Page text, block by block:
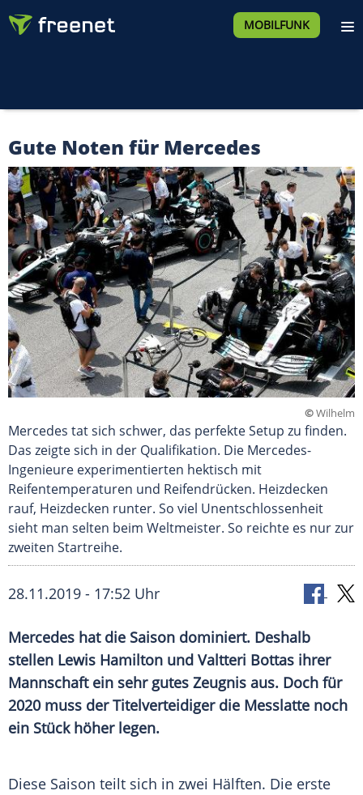
MOBILFUNK
Gute Noten für Mercedes
©Wilhelm
Mercedes tat sich schwer, das perfekte Setup zu finden.
Das zeigte sich in der Qualifikation. Die Mercedes-
Ingenieure experimentierten hektisch mit
Reifentemperaturen und Reifendrücken. Heizdecken
rauf, Heizdecken runter. So viel Unentschlossenheit
sieht man selten beim Weltmeister. So reichte es nur zur
zweiten Startreihe.
28.11.2019 - 17:52 Uhr
Mercedes hat die Saison dominiert. Deshalb
stellen Lewis Hamilton und Valtteri Bottas ihrer
Mannschaft ein sehr gutes Zeugnis aus. Doch für
2020 muss der Titelverteidiger die Messlatte noch
ein Stück höher legen.
Diese Saison teilt sich in zwei Hälften. Die erste